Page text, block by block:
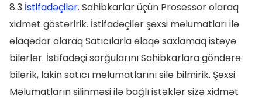
8.3 İstifadəçilər. Sahibkarlar üçün Prosessor olaraq
xidmət göstəririk. İstifadəçilər şəxsi məlumatları ilə
əlaqədar olaraq Satıcılarla əlaqə saxlamaq istəyə
bilərlər. İstifadəçi sorğularını Sahibkarlara göndərə
bilərik, lakin satıcı məlumatlarını silə bilmirik. Şəxsi
Məlumatların silinməsi ilə bağlı istəklər sizə xidmət